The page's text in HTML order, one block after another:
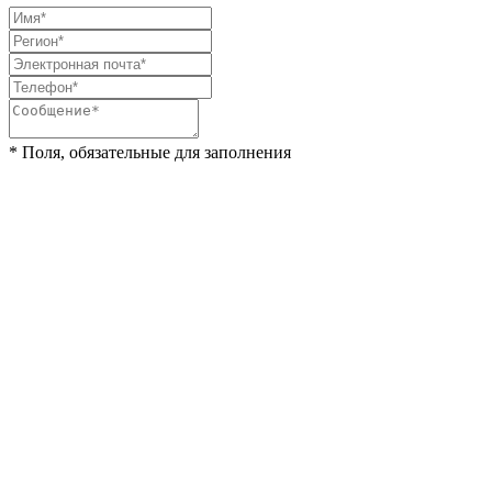
* Поля, обязательные для заполнения